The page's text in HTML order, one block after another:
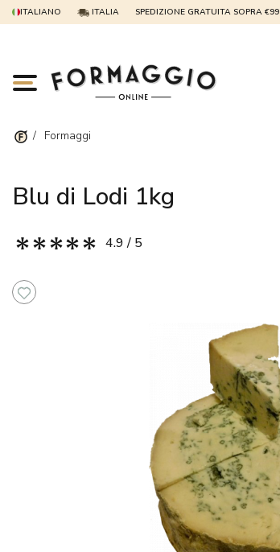
ITALIANO ITALIA SPEDIZIONE GRATUITA SOPRA €99
/ Formaggi
Blu di Lodi 1kg
4.9 / 5